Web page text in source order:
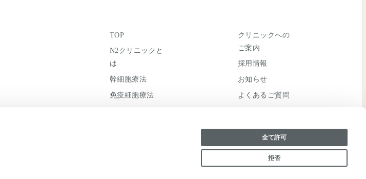
全て許可
拒否
TOP
N2クリニックと
は
幹細胞療法
免疫細胞療法
クリニックへの
ご案内
採用情報
お知らせ
よくあるご質問